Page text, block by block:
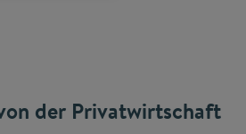
der Privatwirtschaft